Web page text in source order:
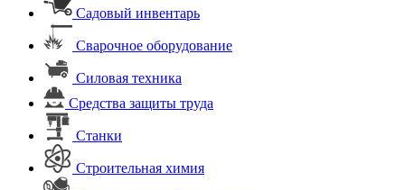
Садовый инвентарь
Сварочное оборудование
Силовая техника
Средства защиты труда
Станки
Строительная химия